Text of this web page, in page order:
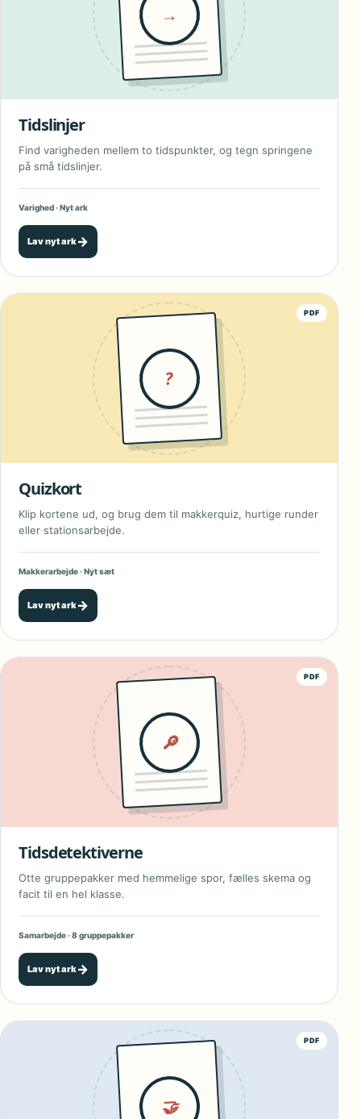
→
Tidslinjer
Find varigheden mellem to tidspunkter, og tegn springene
på små tidslinjer.
Varighed · Nyt ark
Lav nyt ark→
PDF
?
Quizkort
Klip kortene ud, og brug dem til makkerquiz, hurtige runder
eller stationsarbejde.
Makkerarbejde · Nyt sæt
Lav nyt ark→
PDF
🔎
Tidsdetektiverne
Otte gruppepakker med hemmelige spor, fælles skema og
facit til en hel klasse.
Samarbejde · 8 gruppepakker
Lav nyt ark→
PDF
🤝